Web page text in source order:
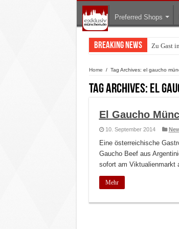
Preferred Shops
Breaking News Zu Gast
Warum
Home / Tag Archives: el gaucho
Tag Archives: el
El Gaucho
10. September 2014
Eine österreichische
Gaucho Beef aus
sofort am Viktualienmarkt
Mehr